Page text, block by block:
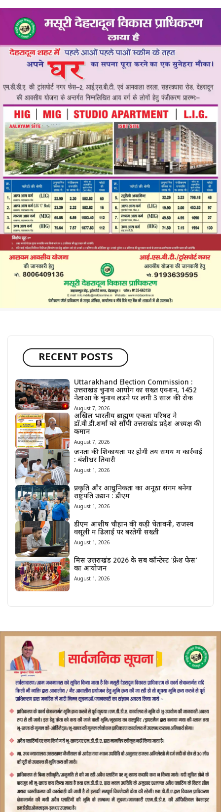
RECENT POSTS
Uttarakhand Election Commission :
उत्तराखंड चुनाव आयोग का सख्त एक्शन, 1452
नेताओं के चुनाव लड़ने पर लगी 3 साल की रोक
August 7, 2026
अखिल भारतीय ब्राह्मण एकता परिषद ने
डॉ.वी.डी.शर्मा को सौंपी उत्तराखंड प्रदेश अध्यक्ष की
कमान
August 7, 2026
जनता की शिकायतों पर होगी तय समय में कार्रवाई
: बंशीधर तिवारी
August 1, 2026
प्रकृति और आधुनिकता का अनूठा संगम बनेगा
राष्ट्रपति उद्यान : डीएम
August 1, 2026
डीएम आशीष चौहान की कड़ी चेतावनी, राजस्व
वसूली में ढिलाई पर बरतेगी सख्ती
August 1, 2026
मिस उत्तराखंड 2026 के सब कॉन्टेस्ट ‘फ्रेश फेस’
का आयोजन
August 1, 2026